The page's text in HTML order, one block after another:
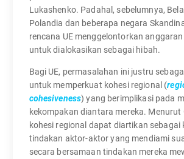
Lukashenko. Padahal, sebelumnya,
Polandia dan beberapa negara
rencana UE menggelontorkan
untuk dialokasikan sebagai hibah.
Bagi UE, permasalahan ini justru
untuk memperkuat kohesi regional (
cohesiveness) yang berimplikasi pada
kekompakan diantara mereka. Menurut
kohesi regional dapat diartikan sebagai
tindakan aktor-aktor yang mendiami
secara bersamaan tindakan mereka